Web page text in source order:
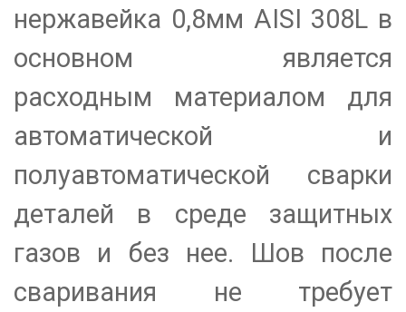
нержавейка 0,8мм AISI 308L в
основном является
расходным материалом для
автоматической и
полуавтоматической сварки
деталей в среде защитных
газов и без нее. Шов после
сваривания не требует